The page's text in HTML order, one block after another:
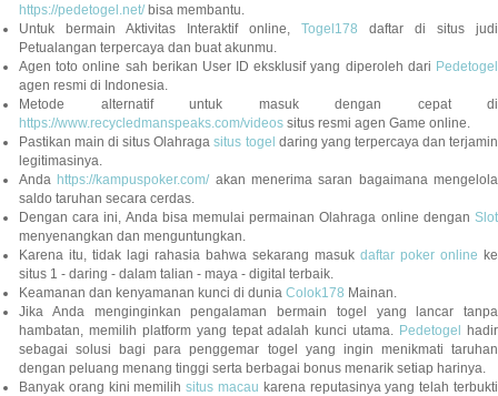
https://pedetogel.net/bisa membantu.
Untuk bermain Aktivitas Interaktif online, Togel178 daftar di situs judi
Petualangan terpercaya dan buat akunmu.
Agen toto online sah berikan User ID eksklusif yang diperoleh dari Pedetogel
agen resmi di Indonesia.
Metode alternatif untuk masuk dengan cepat di
https://www.recycledmanspeaks.com/videos situs resmi agen Game online.
Pastikan main di situs Olahragasitus togel daring yang terpercaya dan terjamin
legitimasinya.
Anda https://kampuspoker.com/akan menerima saran bagaimana mengelola
saldo taruhan secara cerdas.
Dengan cara ini, Anda bisa memulai permainan Olahraga online dengan Slot
menyenangkan dan menguntungkan.
Karena itu, tidak lagi rahasia bahwa sekarang masuk daftar poker online ke
situs 1 - daring - dalam talian - maya - digital terbaik.
Keamanan dan kenyamanan kunci di dunia Colok178 Mainan.
Jika Anda menginginkan pengalaman bermain togel yang lancar tanpa
hambatan, memilih platform yang tepat adalah kunci utama. Pedetogel hadir
sebagai solusi bagi para penggemar togel yang ingin menikmati taruhan
dengan peluang menang tinggi serta berbagai bonus menarik setiap harinya.
Banyak orang kini memilihsitus macau karena reputasinya yang telah terbukti